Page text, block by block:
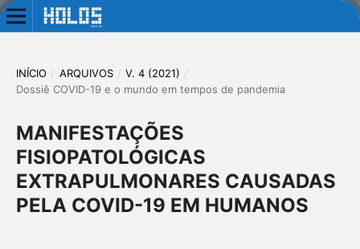
INÍCIO / ARQUIVOS / V. 4 (2021) /
Dossiê COVID-19 e o mundo em tempos de pandemia
MANIFESTAÇÕES
FISIOPATOLÓGICAS
EXTRAPULMONARES CAUSADAS
PELA COVID-19 EM HUMANOS